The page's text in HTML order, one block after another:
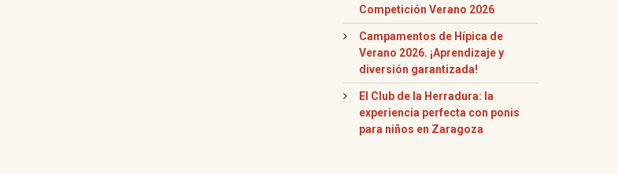
Competición Verano 2026
Campamentos de Hípica de
Verano 2026. ¡Aprendizaje y
diversión garantizada!
El Club de la Herradura: la
experiencia perfecta con ponis
para niños en Zaragoza